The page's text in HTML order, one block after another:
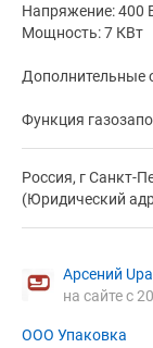
Напряжение: 400
Мощность: 7 КВт
Дополнительные
Функция
Россия, г Санкт-
(Юридический
Арсений
на сайте с
ООО Упаковка